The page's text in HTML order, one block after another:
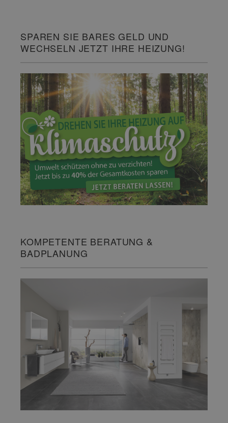
SPAREN SIE BARES GELD UND
WECHSELN JETZT IHRE HEIZUNG!
KOMPETENTE BERATUNG &
BADPLANUNG